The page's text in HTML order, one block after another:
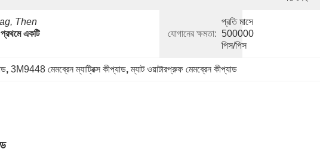
Then
প্রথমে একটি
যোগানের ক্ষমতা:
প্রতি মাসে
500000
পিস/পিস
, 3M9448 মেমব্রেন ম্যাট্রিক্স কীপ্যাড, ম্যাট ওয়াটারপ্রুফ মেমব্রেন কীপ্যাড